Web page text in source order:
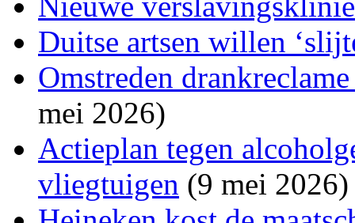
Duitse artsen willen
Omstreden
mei 2026)
Actieplan tegen
vliegtuigen (9 mei 2026)